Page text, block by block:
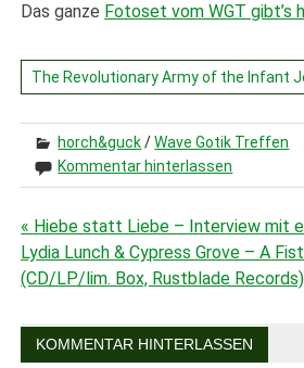
Das ganze Fotoset vom WGT gibt’s
The Revolutionary Army of the Infant
horch&guck/Wave Gotik Treffen
Kommentar hinterlassen
Beitragsnavigation
« Hiebe statt Liebe – Interview mit
Lydia Lunch & Cypress Grove – A
(CD/LP/lim. Box, Rustblade
KOMMENTAR HINTERLASSEN